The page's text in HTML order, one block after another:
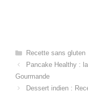
Categories
Recette sans gluten
Pancake Healthy :
Gourmande
Dessert indien :